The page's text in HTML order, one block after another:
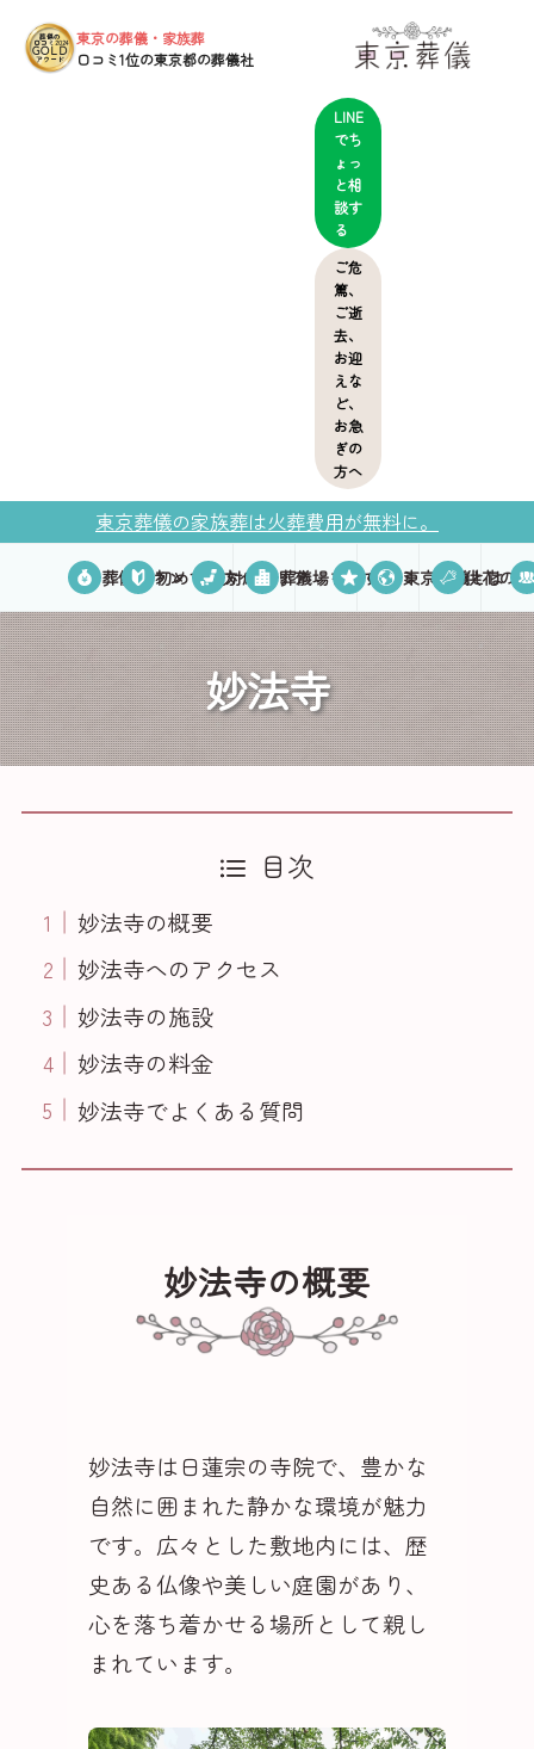
葬儀の
口コミ2024
GOLD
アワード
東京の葬儀・家族葬
口コミ1位の東京都の葬儀社
LINE
でち
ょっ
と相
談す
る
ご危
篤、
ご逝
去、
お迎
えな
ど、
お急
ぎの
方へ
東京葬儀の家族葬は火葬費用が無料に。
葬儀プラン初めての方へ対応エリア葬儀場を探す口コミ東京葬儀とは
供花の
妙法寺
目次
妙法寺の概要
妙法寺へのアクセス
妙法寺の施設
妙法寺の料金
妙法寺でよくある質問
妙法寺の概要
妙法寺は日蓮宗の寺院で、豊かな
自然に囲まれた静かな環境が魅力
です。広々とした敷地内には、歴
史ある仏像や美しい庭園があり、
心を落ち着かせる場所として親し
まれています。